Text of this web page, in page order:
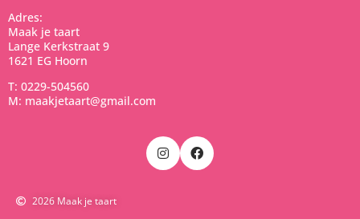
Adres:
Maak je taart
Lange Kerkstraat 9
1621 EG Hoorn
T: 0229-504560
M: maakjetaart@gmail.com
2026 Maak je taart